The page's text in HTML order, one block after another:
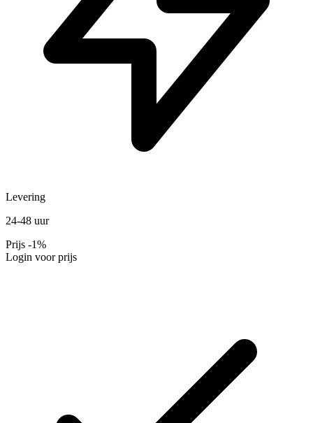
Levering
24-48 uur
Prijs -1%
Login voor prijs